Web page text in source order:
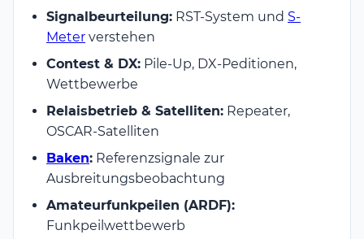
Signalbeurteilung: RST-System und S-
Meter verstehen
Contest & DX: Pile-Up, DX-Peditionen,
Wettbewerbe
Relaisbetrieb & Satelliten: Repeater,
OSCAR-Satelliten
Baken: Referenzsignale zur
Ausbreitungsbeobachtung
Amateurfunkpeilen (ARDF):
Funkpeilwettbewerb